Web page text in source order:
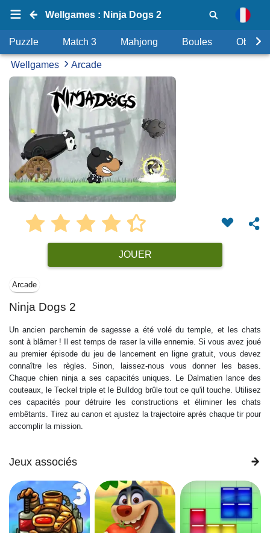
Wellgames : Ninja Dogs 2
Puzzle Match 3 Mahjong Boules Objets
Wellgames Arcade
JOUER
Arcade
Ninja Dogs 2
Un ancien parchemin de sagesse a été volé du temple, et les chats
sont à blâmer ! Il est temps de raser la ville ennemie. Si vous avez joué
au premier épisode du jeu de lancement en ligne gratuit, vous devez
connaître les règles. Sinon, laissez-nous vous donner les bases.
Chaque chien ninja a ses capacités uniques. Le Dalmatien lance des
couteaux, le Teckel triple et le Bulldog brûle tout ce qu'il touche. Utilisez
ces capacités pour détruire les constructions et éliminer les chats
embêtants. Tirez au canon et ajustez la trajectoire après chaque tir pour
accomplir la mission.
Jeux associés